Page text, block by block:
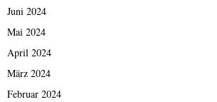
Juni 2024
Mai 2024
April 2024
März 2024
Februar 2024